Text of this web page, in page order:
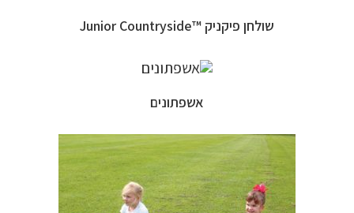
שולחן פיקניק ™Junior Countryside
אשפתונים